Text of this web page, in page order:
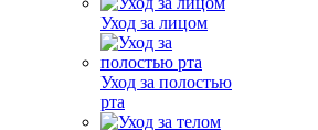
Уход за лицом
Уход за полостью
рта